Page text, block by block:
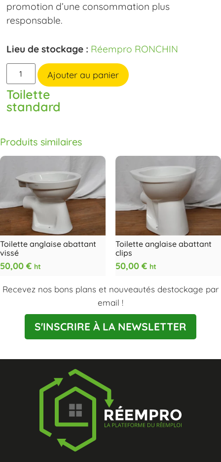
Toilette
standard
promotion d’une consommation plus
responsable.
Lieu de stockage : Réempro RONCHIN
Ajouter au panier
Produits similaires
Toilette anglaise abattant
vissé
50,00 € ht
Toilette anglaise abattant
clips
50,00 € ht
Recevez nos bons plans et nouveautés destockage par
email !
S'INSCRIRE À LA NEWSLETTER